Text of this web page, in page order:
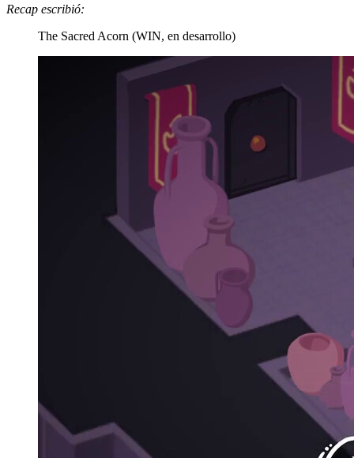
Recap escribió:
The Sacred Acorn (WIN, en desarrollo)